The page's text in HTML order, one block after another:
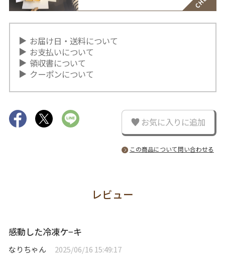
お届け日・送料について
お支払いについて
領収書について
クーポンについて
お気に入りに追加
この商品について問い合わせる
レビュー
感動した冷凍ケ−キ
なりちゃん 2025/06/16 15:49:17